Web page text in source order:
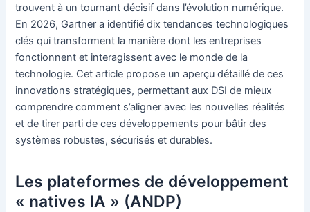
trouvent à un tournant décisif dans l’évolution numérique.
En 2026, Gartner a identifié dix tendances technologiques
clés qui transforment la manière dont les entreprises
fonctionnent et interagissent avec le monde de la
technologie. Cet article propose un aperçu détaillé de ces
innovations stratégiques, permettant aux DSI de mieux
comprendre comment s’aligner avec les nouvelles réalités
et de tirer parti de ces développements pour bâtir des
systèmes robustes, sécurisés et durables.
Les plateformes de développement
« natives IA » (ANDP)